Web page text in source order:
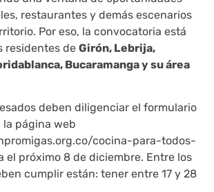
restaurantes y demás escenarios
Por eso, la convocatoria está
residentes de Girón, Lebrija,
Bucaramanga y su área
deben diligenciar el formulario
página web
cocina-para-todos-
el próximo 8 de diciembre. Entre los
cumplir están: tener entre 17 y 28